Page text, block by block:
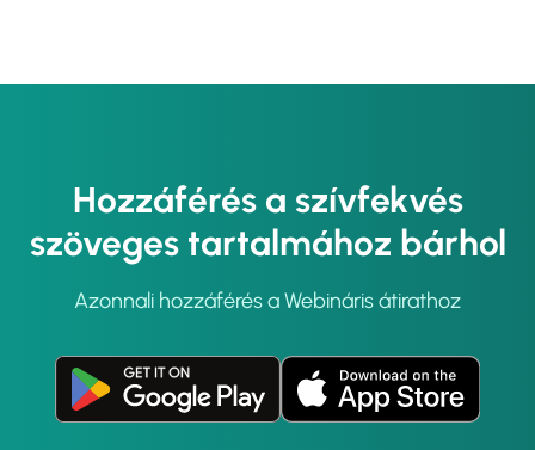
Hozzáférés a szívfekvés
szöveges tartalmához bárhol
Azonnali hozzáférés a Webináris átirathoz